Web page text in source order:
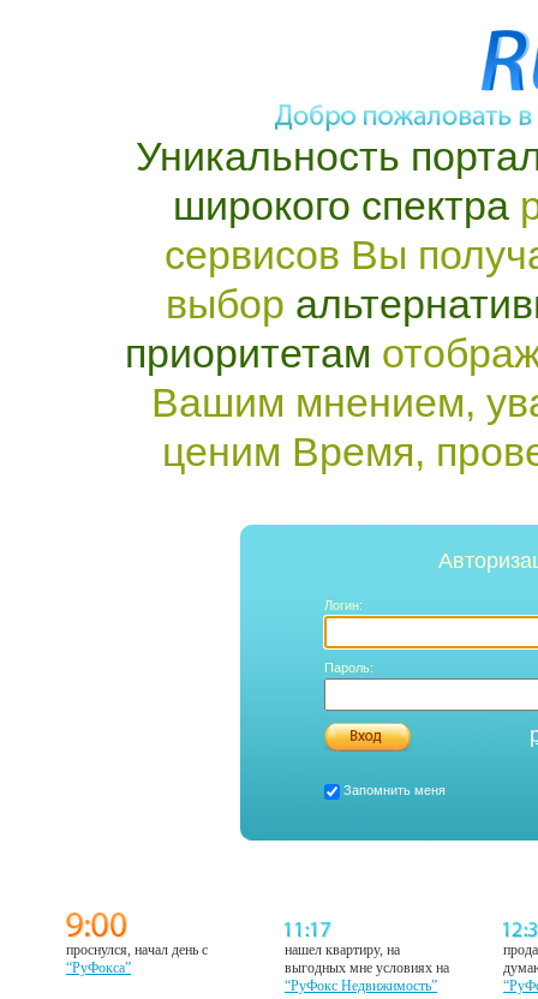
Уникальность
широкого спектра
сервисов Вы
выбор
приоритетам
Вашим мнением,
ценим Время,
Логин:
Пароль:
Запомнить меня
проснулся, начал день с
“РуФокса”
нашел квартиру, на
выгодных мне условиях на
“РуФокс Недвижимость”